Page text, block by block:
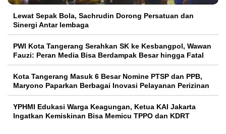
Lewat Sepak Bola, Sachrudin Dorong Persatuan dan
Sinergi Antar lembaga
PWI Kota Tangerang Serahkan SK ke Kesbangpol, Wawan
Fauzi: Peran Media Bisa Berdampak Besar hingga Fatal
Kota Tangerang Masuk 6 Besar Nomine PTSP dan PPB,
Maryono Paparkan Berbagai Inovasi Pelayanan Perizinan
YPHMI Edukasi Warga Keagungan, Ketua KAI Jakarta
Ingatkan Kemiskinan Bisa Memicu TPPO dan KDRT